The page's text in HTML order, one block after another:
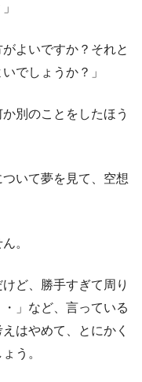
よいですか？それと
でしょうか？」
別のことをしたほう
いて夢を見て、空想
。
ど、勝手すぎて周り
」など、言っている
はやめて、とにかく
う。